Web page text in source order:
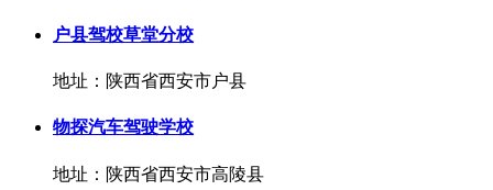
户县驾校草堂分校
地址：陕西省西安市户县
物探汽车驾驶学校
地址：陕西省西安市高陵县